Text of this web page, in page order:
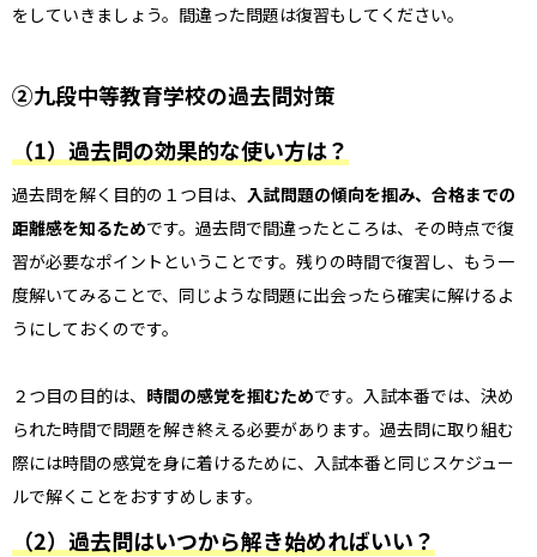
をしていきましょう。間違った問題は復習もしてください。
②九段中等教育学校の過去問対策
（1） 過去問の効果的な使い方は？
過去問を解く目的の１つ目は、 入試問題の傾向を掴み、合格までの
距離感を知るためです。過去問で間違ったところは、その時点で復
習が必要なポイントということです。残りの時間で復習し、もう一
度解いてみることで、同じような問題に出会ったら確実に解けるよ
うにしておくのです。
２つ目の目的は、 時間の感覚を掴むためです。入試本番では、決め
られた時間で問題を解き終える必要があります。過去問に取り組む
際には時間の感覚を身に着けるために、入試本番と同じスケジュー
ルで解くことをおすすめします。
（2） 過去問はいつから解き始めればいい？